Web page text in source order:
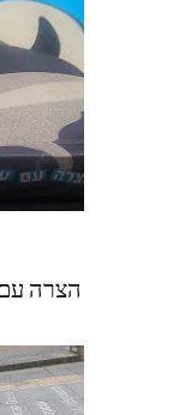
הצרה עם